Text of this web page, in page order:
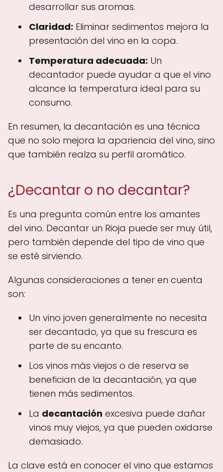
desarrollar sus aromas.
Claridad: Eliminar sedimentos mejora la
presentación del vino en la copa.
Temperatura adecuada: Un
decantador puede ayudar a que el vino
alcance la temperatura ideal para su
consumo.
En resumen, la decantación es una técnica
que no solo mejora la apariencia del vino, sino
que también realza su perfil aromático.
¿Decantar o no decantar?
Es una pregunta común entre los amantes
del vino. Decantar un Rioja puede ser muy útil,
pero también depende del tipo de vino que
se esté sirviendo.
Algunas consideraciones a tener en cuenta
son:
Un vino joven generalmente no necesita
ser decantado, ya que su frescura es
parte de su encanto.
Los vinos más viejos o de reserva se
benefician de la decantación, ya que
tienen más sedimentos.
La decantación excesiva puede dañar
vinos muy viejos, ya que pueden oxidarse
demasiado.
La clave está en conocer el vino que estamos